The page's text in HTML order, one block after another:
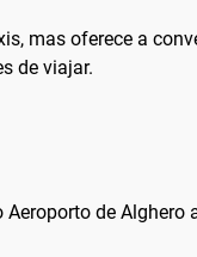
mas oferece a
de viajar.
de Alghero